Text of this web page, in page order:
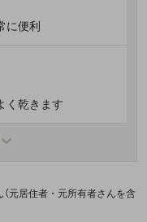
に便利
く乾きます
元居住者・元所有者さんを含